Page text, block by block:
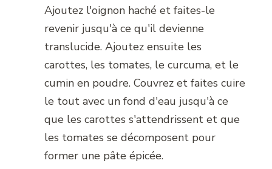
Ajoutez l'oignon haché et faites-le
revenir jusqu'à ce qu'il devienne
translucide. Ajoutez ensuite les
carottes, les tomates, le curcuma, et le
cumin en poudre. Couvrez et faites cuire
le tout avec un fond d'eau jusqu'à ce
que les carottes s'attendrissent et que
les tomates se décomposent pour
former une pâte épicée.